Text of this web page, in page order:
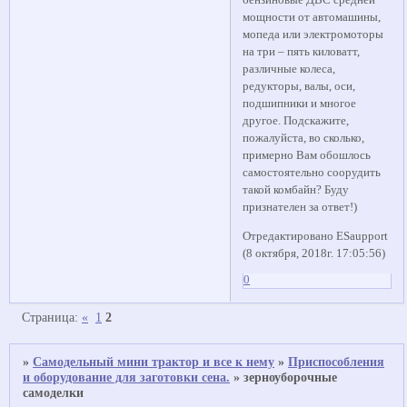
мощности от автомашины,
мопеда или электромоторы
на три – пять киловатт,
различные колеса,
редукторы, валы, оси,
подшипники и многое
другое. Подскажите,
пожалуйста, во сколько,
примерно Вам обошлось
самостоятельно соорудить
такой комбайн? Буду
признателен за ответ!)
Отредактировано ESaupport
(8 октября, 2018г. 17:05:56)
0
Страница: « 1 2
»Самодельный мини трактор и все к нему »Приспособления
и оборудование для заготовки сена. »зерноуборочные
самоделки